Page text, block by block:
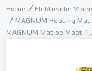
Home Elektrische
MAGNUM Heating
MAGNUM Mat op Maat